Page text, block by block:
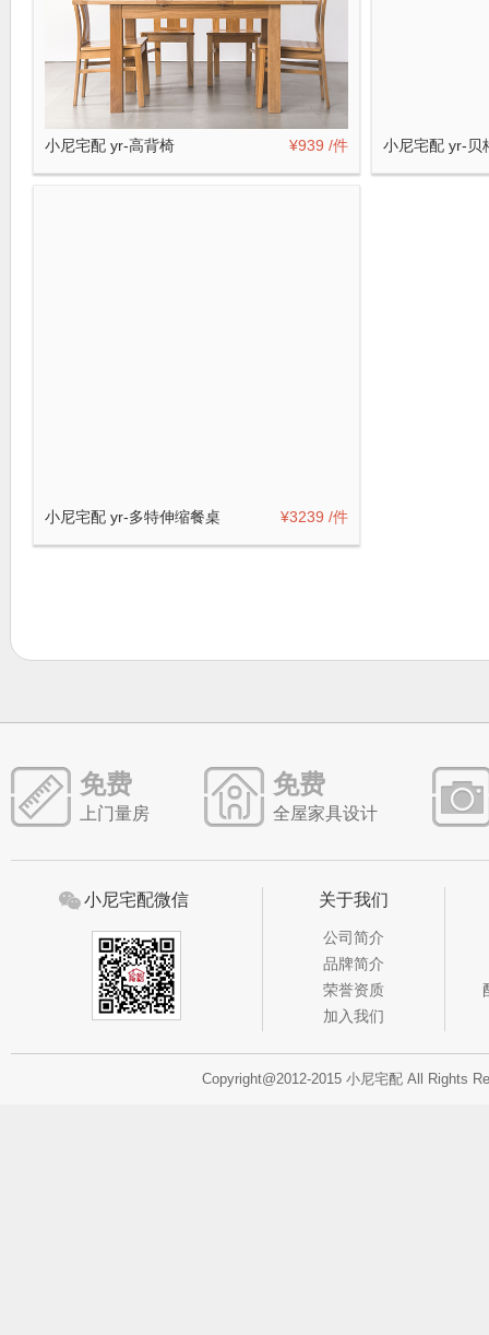
小尼宅配 yr-高背椅 ¥939 /件 小尼宅配 yr-贝
小尼宅配 yr-多特伸缩餐桌 ¥3239 /件
免费
上门量房
免费
全屋家具设计
小尼宅配微信 关于我们
公司简介
品牌简介
荣誉资质
加入我们
Copyright@2012-2015 小尼宅配 All Rights